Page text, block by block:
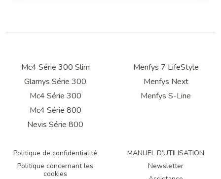
Mc4 Série 300 Slim
Glamys Série 300
Mc4 Série 300
Mc4 Série 800
Nevis Série 800
Menfys 7 LifeStyle
Menfys Next
Menfys S-Line
Politique de confidentialité
Politique concernant les
cookies
MANUEL D’UTILISATION
Newsletter